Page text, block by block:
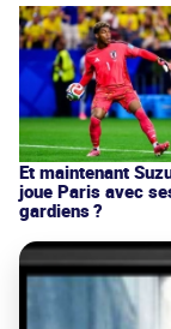
Et maintenant
joue Paris avec
gardiens ?